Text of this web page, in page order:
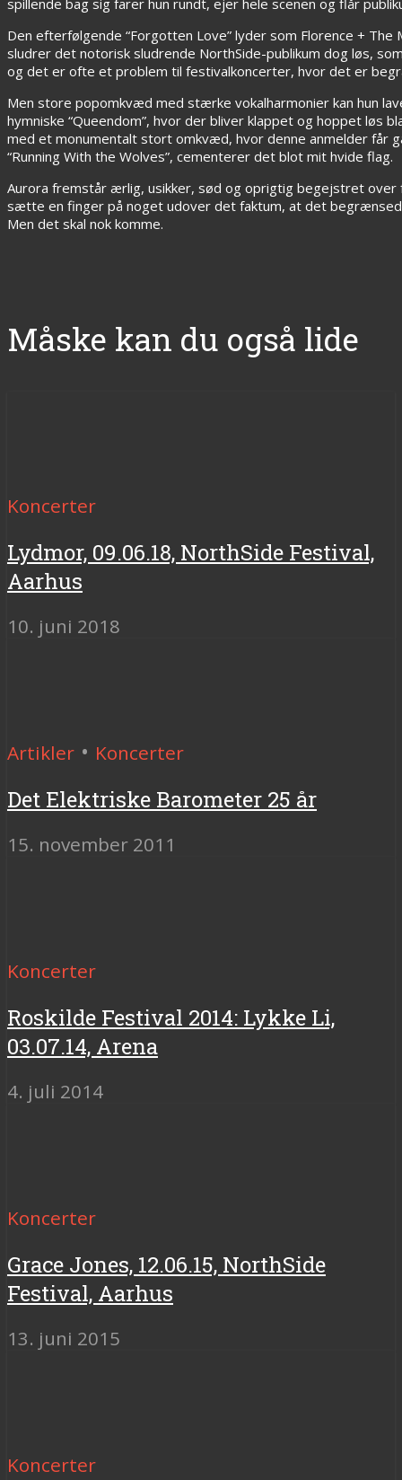
Den efterfølgende “Forgotten Love” lyder som Florence +
sludrer det notorisk sludrende NorthSide-publikum dog løs,
og det er ofte et problem til festivalkoncerter, hvor det er
Men store popomkvæd med stærke vokalharmonier kan hun
hymniske “Queendom”, hvor der bliver klappet og hoppet løs
med et monumentalt stort omkvæd, hvor denne anmelder får
“Running With the Wolves”, cementerer det blot mit hvide flag.
Aurora fremstår ærlig, usikker, sød og oprigtig begejstret
sætte en finger på noget udover det faktum, at det
Men det skal nok komme.
Måske kan du også lide
Koncerter
Lydmor, 09.06.18, NorthSide Festival,
Aarhus
10. juni 2018
Artikler • Koncerter
Det Elektriske Barometer 25 år
15. november 2011
Koncerter
Roskilde Festival 2014: Lykke Li,
03.07.14, Arena
4. juli 2014
Koncerter
Grace Jones, 12.06.15, NorthSide
Festival, Aarhus
13. juni 2015
Koncerter